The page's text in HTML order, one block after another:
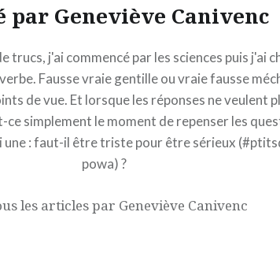
par Geneviève Canivenc
trucs, j'ai commencé par les sciences puis j'ai
Fausse vraie gentille ou vraie fausse
de vue. Et lorsque les réponses ne veulent
simplement le moment de repenser les
une : faut-il être triste pour être sérieux
powa) ?
les articles par Geneviève Canivenc